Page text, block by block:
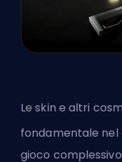
Le skin e altri
fondamentale nel
gioco